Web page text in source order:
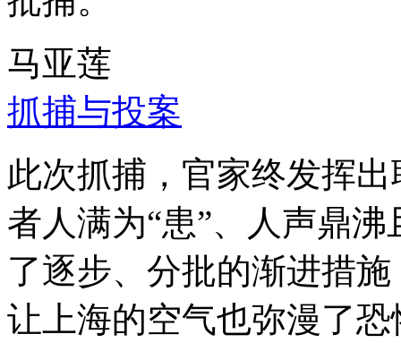
马亚莲
抓捕与投案
此次抓捕，官家终发挥
者人满为“患”、人声鼎
了逐步、分批的渐进措
让上海的空气也弥漫了